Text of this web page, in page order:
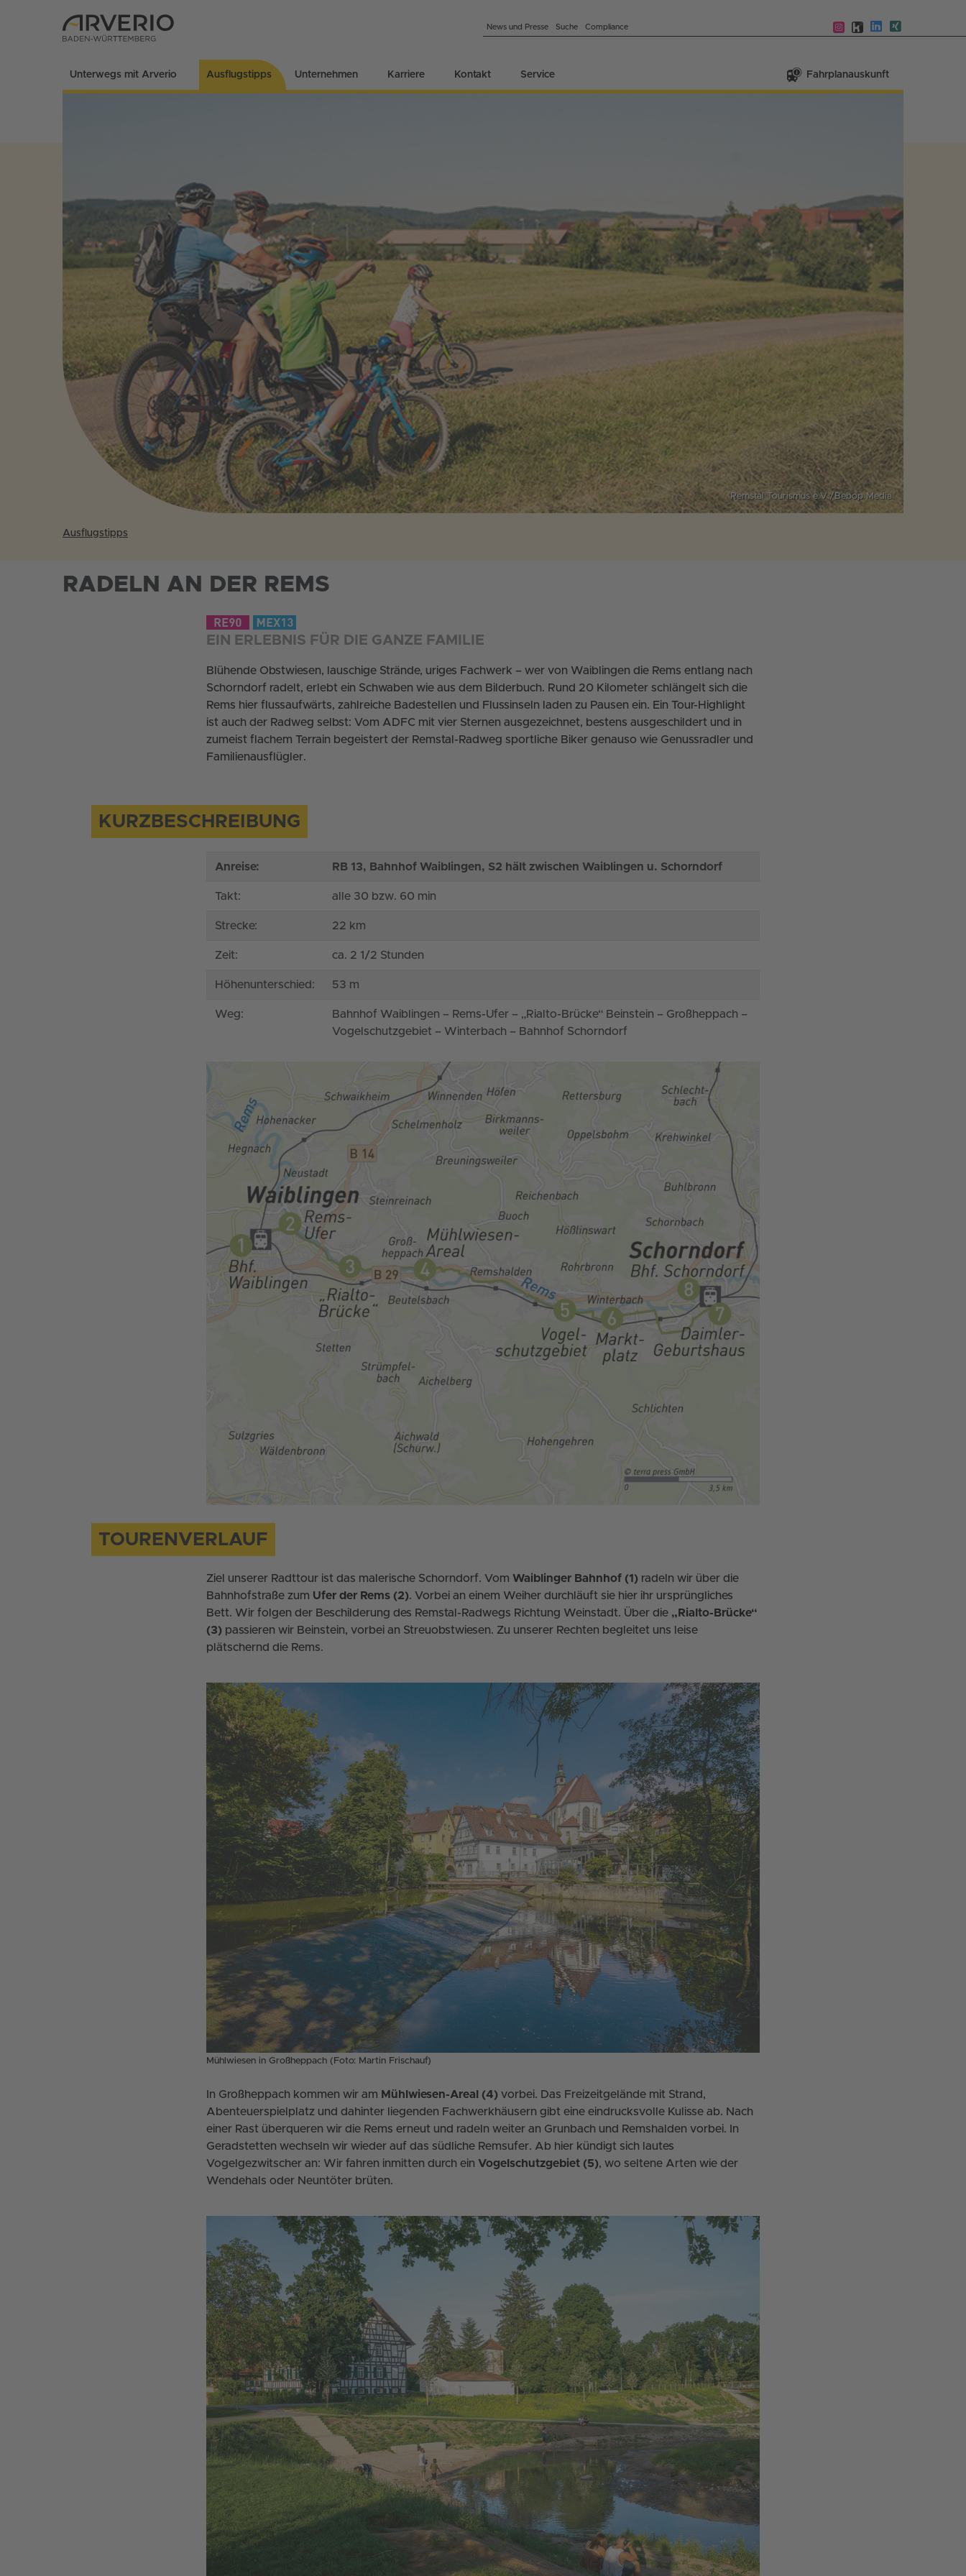
News und Presse Suche Compliance
Unterwegs mit Arverio Ausflugstipps Unternehmen Karriere Kontakt Service Fahrplanauskunft
Remstal Tourismus e.V./Bebop Media
Ausflugstipps
RADELN AN DER REMS
EIN ERLEBNIS FÜR DIE GANZE FAMILIE
Blühende Obstwiesen, lauschige Strände, uriges Fachwerk – wer von Waiblingen die Rems entlang nach
Schorndorf radelt, erlebt ein Schwaben wie aus dem Bilderbuch. Rund 20 Kilometer schlängelt sich die
Rems hier flussaufwärts, zahlreiche Badestellen und Flussinseln laden zu Pausen ein. Ein Tour-Highlight
ist auch der Radweg selbst: Vom ADFC mit vier Sternen ausgezeichnet, bestens ausgeschildert und in
zumeist flachem Terrain begeistert der Remstal-Radweg sportliche Biker genauso wie Genussradler und
Familienausflügler.
KURZBESCHREIBUNG
Anreise: RB 13, Bahnhof Waiblingen, S2 hält zwischen Waiblingen u. Schorndorf
Takt: alle 30 bzw. 60 min
Strecke: 22 km
Zeit: ca. 2 1/2 Stunden
Höhenunterschied: 53 m
Weg:
Bahnhof Waiblingen – Rems-Ufer – „Rialto-Brücke“ Beinstein – Großheppach –
Vogelschutzgebiet – Winterbach – Bahnhof Schorndorf
TOURENVERLAUF
Ziel unserer Radttour ist das malerische Schorndorf. Vom Waiblinger Bahnhof (1) radeln wir über die
Bahnhofstraße zum Ufer der Rems (2). Vorbei an einem Weiher durchläuft sie hier ihr ursprüngliches
Bett. Wir folgen der Beschilderung des Remstal-Radwegs Richtung Weinstadt. Über die „Rialto-Brücke“
(3) passieren wir Beinstein, vorbei an Streuobstwiesen. Zu unserer Rechten begleitet uns leise
plätschernd die Rems.
Mühlwiesen in Großheppach (Foto: Martin Frischauf)
In Großheppach kommen wir am Mühlwiesen-Areal (4) vorbei. Das Freizeitgelände mit Strand,
Abenteuerspielplatz und dahinter liegenden Fachwerkhäusern gibt eine eindrucksvolle Kulisse ab. Nach
einer Rast überqueren wir die Rems erneut und radeln weiter an Grunbach und Remshalden vorbei. In
Geradstetten wechseln wir wieder auf das südliche Remsufer. Ab hier kündigt sich lautes
Vogelgezwitscher an: Wir fahren inmitten durch ein Vogelschutzgebiet (5), wo seltene Arten wie der
Wendehals oder Neuntöter brüten.